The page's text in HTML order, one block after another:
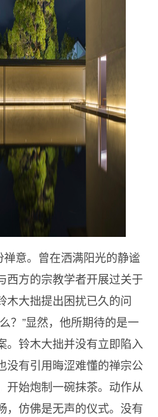
意。曾在洒满阳光的静谧
西方的宗教学者开展过关于
木大拙提出困扰已久的问
？”显然，他所期待的是一
。铃木大拙并没有立即陷入
没有引用晦涩难懂的禅宗公
开始炮制一碗抹茶。动作从
，仿佛是无声的仪式。没有